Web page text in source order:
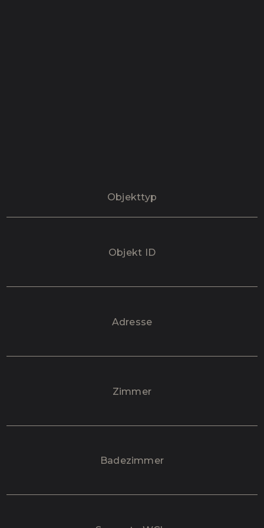
Objekttyp
Objekt ID
Adresse
Zimmer
Badezimmer